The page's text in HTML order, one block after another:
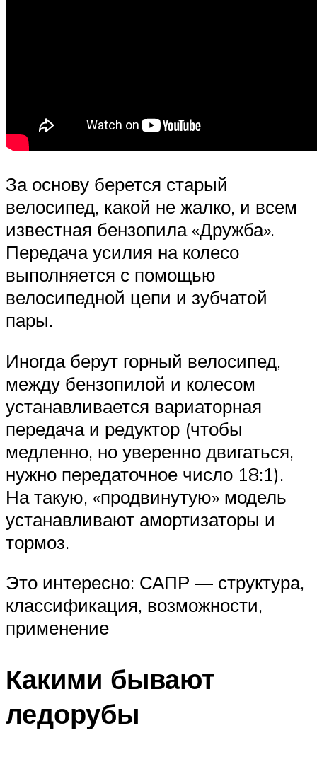
За основу берется старый
велосипед, какой не жалко, и всем
известная бензопила «Дружба».
Передача усилия на колесо
выполняется с помощью
велосипедной цепи и зубчатой
пары.
Иногда берут горный велосипед,
между бензопилой и колесом
устанавливается вариаторная
передача и редуктор (чтобы
медленно, но уверенно двигаться,
нужно передаточное число 18:1).
На такую, «продвинутую» модель
устанавливают амортизаторы и
тормоз.
Это интересно: САПР — структура,
классификация, возможности,
применение
Какими бывают
ледорубы